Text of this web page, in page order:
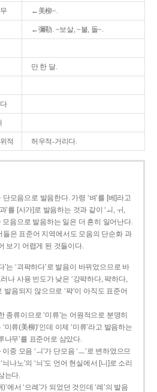
←美柳~.
←彌勒. ~보살, ~불, 돌~.
만 한 달.
적 허우적-거리다.
모음으로 발음한다. 가령 ‘벼’를 [베]라고
’를 [사가]로 발음하는 것과 같이 ‘ㅚ, ㅟ,
모음으로 발음하는 일은 더 흔히 일어난다.
은 표준어 지역에서도 모음의 단순화 과
보기 어렵게 된 것들이다.
는 ‘괴팍하다’로 발음이 바뀌었으므로 바
나 사용 빈도가 낮은 ‘강퍅하다, 퍅하다,
발음되지 않으므로 ‘퍅’이 아직도 표준어
종류이므로 ‘미류’는 어원적으로 분명히
미류(美柳)’인데 이제 ‘미류’라고 발음하는
나무’를 표준어로 삼았다.
중 모음 ‘ㅢ’가 단모음 ‘ㅡ’로 변하였으므
나노’의 ‘늬’도 언어 현실에서 [니]로 소리
는다.
에서 ‘으례’가 되었던 것인데 ‘례’의 발음